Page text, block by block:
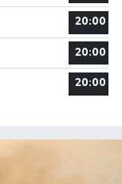
20:00
20:00
20:00